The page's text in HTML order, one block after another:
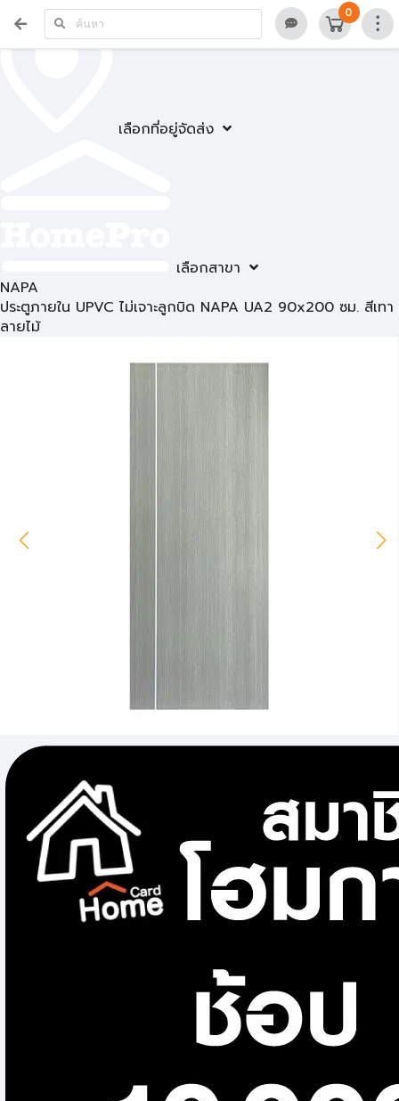
เลือกที่อยู่จัดส่ง
เลือกสาขา
0
NAPA
ประตูภายใน UPVC ไม่เจาะลูกบิด NAPA UA2 90x200 ซม. สีเทา
ลายไม้